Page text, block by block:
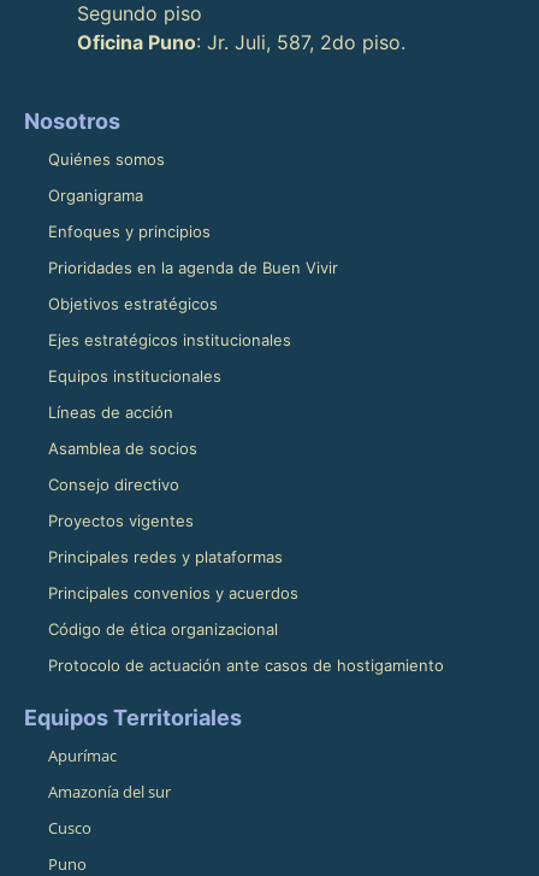
Segundo piso
Oficina Puno: Jr. Juli, 587, 2do piso.
Nosotros
Quiénes somos
Organigrama
Enfoques y principios
Prioridades en la agenda de Buen Vivir
Objetivos estratégicos
Ejes estratégicos institucionales
Equipos institucionales
Líneas de acción
Asamblea de socios
Consejo directivo
Proyectos vigentes
Principales redes y plataformas
Principales convenios y acuerdos
Código de ética organizacional
Protocolo de actuación ante casos de hostigamiento
Equipos Territoriales
Apurímac
Amazonía del sur
Cusco
Puno